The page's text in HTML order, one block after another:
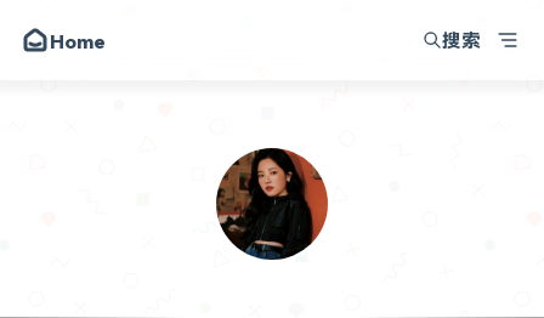
我的小破站
Home 搜索